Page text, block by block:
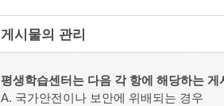
게시물의 관리
평생학습센터는 다음 각 항에 해당하는
A. 국가안전이나 보안에 위배되는 경우